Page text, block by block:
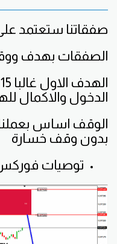
صفقاتنا ستعتمد
الصفقات بهدف ووقف
الدخول والاكمال
الوقف اساس
بدون وقف خسارة
توصيات فوركس